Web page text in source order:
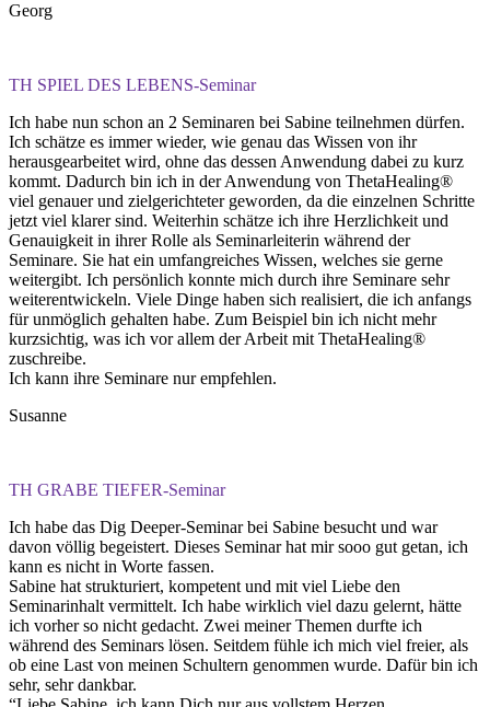
Georg
TH SPIEL DES LEBENS-Seminar
Ich habe nun schon an 2 Seminaren bei Sabine teilnehmen dürfen.
Ich schätze es immer wieder, wie genau das Wissen von ihr
herausgearbeitet wird, ohne das dessen Anwendung dabei zu kurz
kommt. Dadurch bin ich in der Anwendung von ThetaHealing®
viel genauer und zielgerichteter geworden, da die einzelnen Schritte
jetzt viel klarer sind. Weiterhin schätze ich ihre Herzlichkeit und
Genauigkeit in ihrer Rolle als Seminarleiterin während der
Seminare. Sie hat ein umfangreiches Wissen, welches sie gerne
weitergibt. Ich persönlich konnte mich durch ihre Seminare sehr
weiterentwickeln. Viele Dinge haben sich realisiert, die ich anfangs
für unmöglich gehalten habe. Zum Beispiel bin ich nicht mehr
kurzsichtig, was ich vor allem der Arbeit mit ThetaHealing®
zuschreibe.
Ich kann ihre Seminare nur empfehlen.
Susanne
TH GRABE TIEFER-Seminar
Ich habe das Dig Deeper-Seminar bei Sabine besucht und war
davon völlig begeistert. Dieses Seminar hat mir sooo gut getan, ich
kann es nicht in Worte fassen.
Sabine hat strukturiert, kompetent und mit viel Liebe den
Seminarinhalt vermittelt. Ich habe wirklich viel dazu gelernt, hätte
ich vorher so nicht gedacht. Zwei meiner Themen durfte ich
während des Seminars lösen. Seitdem fühle ich mich viel freier, als
ob eine Last von meinen Schultern genommen wurde. Dafür bin ich
sehr, sehr dankbar.